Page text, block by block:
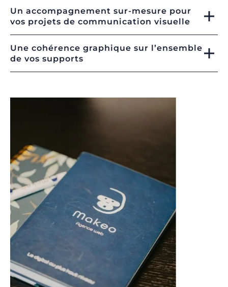
Un accompagnement sur-mesure pour
vos projets de communication visuelle
Une cohérence graphique sur l’ensemble
de vos supports